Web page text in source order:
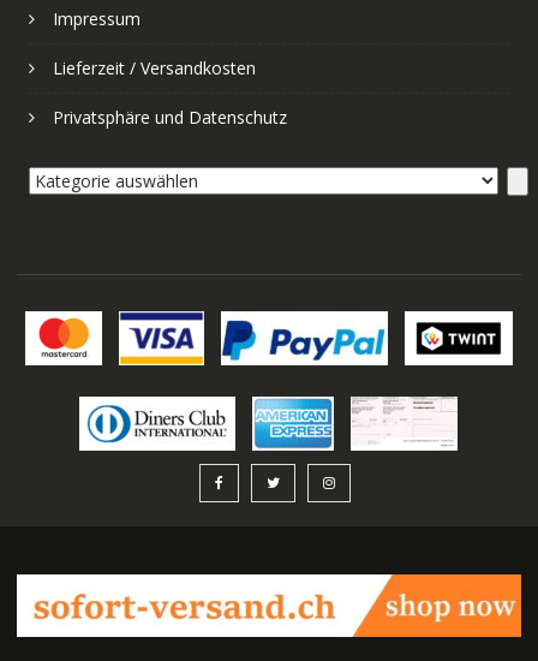
Impressum
Lieferzeit / Versandkosten
Privatsphäre und Datenschutz
Kategorie